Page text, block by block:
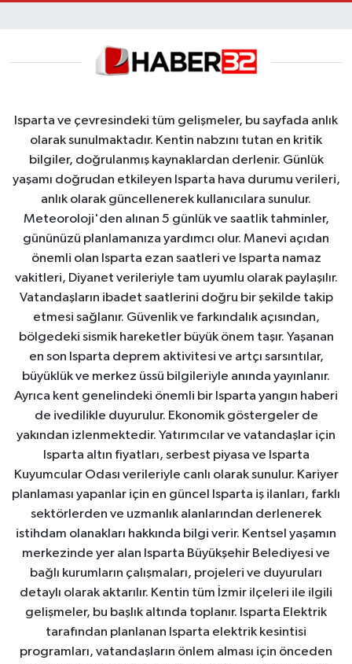
Isparta ve çevresindeki tüm gelişmeler, bu sayfada anlık
olarak sunulmaktadır. Kentin nabzını tutan en kritik
bilgiler, doğrulanmış kaynaklardan derlenir. Günlük
yaşamı doğrudan etkileyen Isparta hava durumu verileri,
anlık olarak güncellenerek kullanıcılara sunulur.
Meteoroloji'den alınan 5 günlük ve saatlik tahminler,
gününüzü planlamanıza yardımcı olur. Manevi açıdan
önemli olan Isparta ezan saatleri ve Isparta namaz
vakitleri, Diyanet verileriyle tam uyumlu olarak paylaşılır.
Vatandaşların ibadet saatlerini doğru bir şekilde takip
etmesi sağlanır. Güvenlik ve farkındalık açısından,
bölgedeki sismik hareketler büyük önem taşır. Yaşanan
en son Isparta deprem aktivitesi ve artçı sarsıntılar,
büyüklük ve merkez üssü bilgileriyle anında yayınlanır.
Ayrıca kent genelindeki önemli bir Isparta yangın haberi
de ivedilikle duyurulur. Ekonomik göstergeler de
yakından izlenmektedir. Yatırımcılar ve vatandaşlar için
Isparta altın fiyatları, serbest piyasa ve Isparta
Kuyumcular Odası verileriyle canlı olarak sunulur. Kariyer
planlaması yapanlar için en güncel Isparta iş ilanları, farklı
sektörlerden ve uzmanlık alanlarından derlenerek
istihdam olanakları hakkında bilgi verir. Kentsel yaşamın
merkezinde yer alan Isparta Büyükşehir Belediyesi ve
bağlı kurumların çalışmaları, projeleri ve duyuruları
detaylı olarak aktarılır. Kentin tüm İzmir ilçeleri ile ilgili
gelişmeler, bu başlık altında toplanır. Isparta Elektrik
tarafından planlanan Isparta elektrik kesintisi
programları, vatandaşların önlem alması için önceden